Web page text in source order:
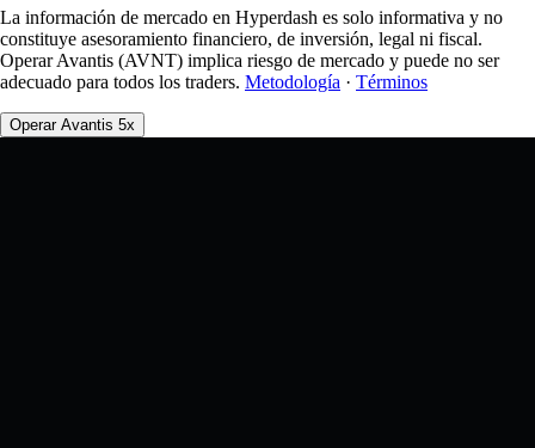
La información de mercado en Hyperdash es solo informativa y no
constituye asesoramiento financiero, de inversión, legal ni fiscal.
Operar Avantis (AVNT) implica riesgo de mercado y puede no ser
adecuado para todos los traders. Metodología · Términos
Operar Avantis 5x